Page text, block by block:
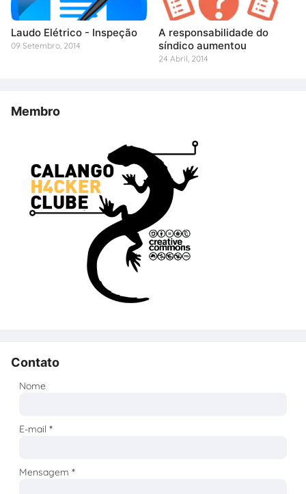
Laudo Elétrico - Inspeção
09 Setembro, 2014
A responsabilidade do
síndico aumentou
24 Abril, 2014
Membro
Contato
Nome
E-mail*
Mensagem*